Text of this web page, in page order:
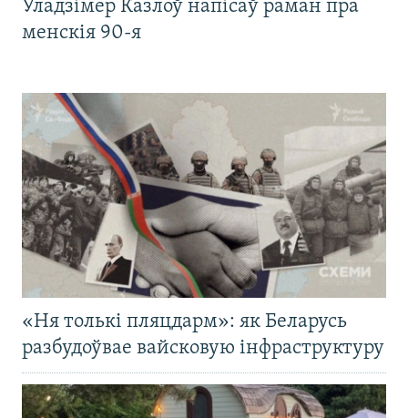
Уладзімер Казлоў напісаў раман пра
менскія 90-я
«Ня толькі пляцдарм»: як Беларусь
разбудоўвае вайсковую інфраструктуру